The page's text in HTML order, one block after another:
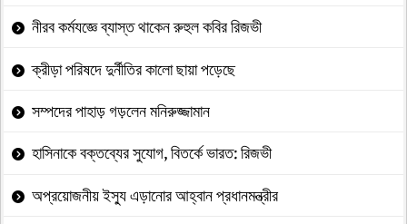
নীরব কর্মযজ্ঞে ব্যাস্ত থাকেন রুহুল কবির রিজভী
ক্রীড়া পরিষদে দুর্নীতির কালো ছায়া পড়েছে
সম্পদের পাহাড় গড়লেন মনিরুজ্জামান
হাসিনাকে বক্তব্যের সুযোগ, বিতর্কে ভারত: রিজভী
অপ্রয়োজনীয় ইস্যু এড়ানোর আহ্বান প্রধানমন্ত্রীর